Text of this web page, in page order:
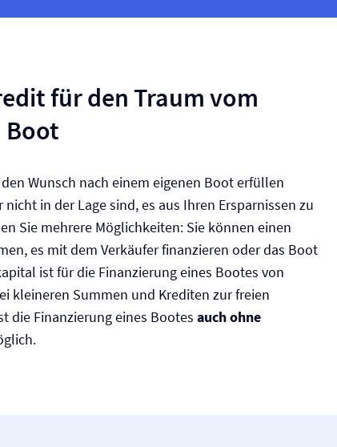
für den Traum vom
Boot
Wunsch nach einem eigenen Boot erfüllen
nicht in der Lage sind, es aus Ihren Ersparnissen zu
Sie mehrere Möglichkeiten: Sie können einen
es mit dem Verkäufer finanzieren oder das Boot
ist für die Finanzierung eines Bootes von
kleineren Summen und Krediten zur freien
die Finanzierung eines Bootes auch ohne